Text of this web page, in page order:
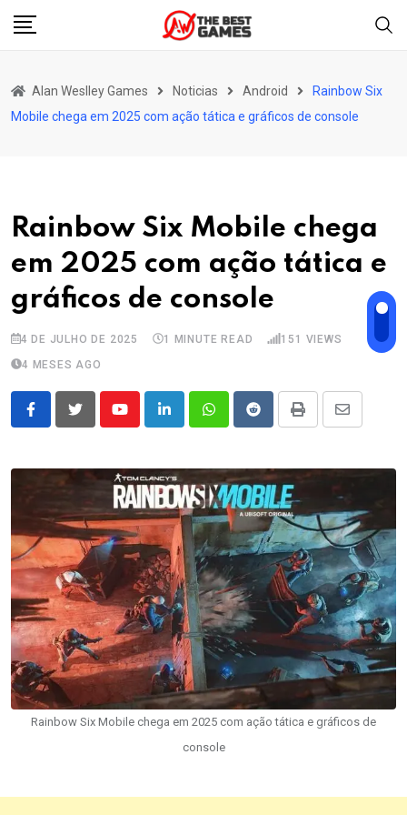
Skip
Alan Weslley Games Noticias Android
Rainbow Six
Mobile chega em 2025 com ação tática e gráficos de console
Rainbow Six Mobile chega
em 2025 com ação tática e
gráficos de console
4 DE JULHO DE 2025 1 MINUTE READ 151 VIEWS
4 MESES AGO
YoutubeLinkedInWhatsappRedditPrint
Share
Email
Rainbow Six Mobile chega em 2025 com ação tática e gráficos de
console